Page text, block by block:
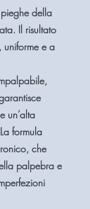
della
Il risultato
uniforme e a
,
un’alta
formula
, che
palpebra e